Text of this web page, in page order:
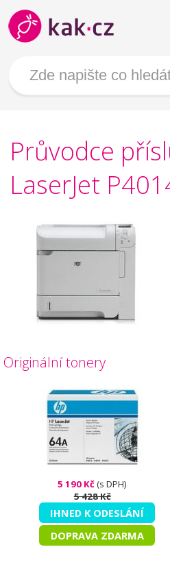
Průvodce
LaserJet
Originální tonery
5 190 Kč(s DPH)
5 428 Kč
IHNED K ODESLÁNÍ
DOPRAVA ZDARMA